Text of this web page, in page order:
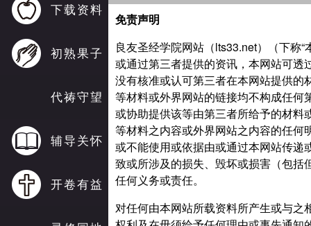
下载资料
初熟果子
代祷守望
辅导关怀
开卷有益
免责声明
良友圣经学院网站（lts33.net）（下称
或通过第三者提供的资讯，本网站可
没有核准或认可第三者在本网站提供
等材料或外界网站的链接均不构成任
或协助提供该等由第三者所给予的材
等材料之内容或外界网站之内容的任
或不能使用或依据由或通过本网站传
致或所涉及的损失、毁坏或损害（包
任何义务或责任。
对任何由本网站所载资料所产生或与